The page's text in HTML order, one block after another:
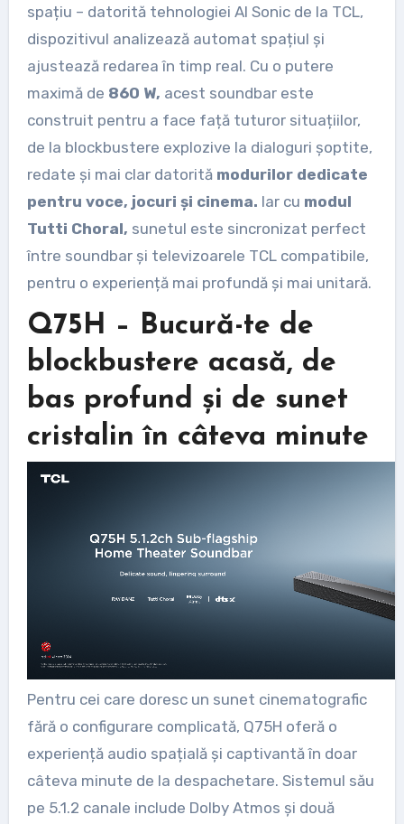
spațiu – datorită tehnologiei AI Sonic de la TCL,
dispozitivul analizează automat spațiul și
ajustează redarea în timp real. Cu o putere
maximă de 860 W, acest soundbar este
construit pentru a face față tuturor situațiilor,
de la blockbustere explozive la dialoguri șoptite,
redate și mai clar datorită modurilor dedicate
pentru voce, jocuri și cinema. Iar cu modul
Tutti Choral, sunetul este sincronizat perfect
între soundbar și televizoarele TCL compatibile,
pentru o experiență mai profundă și mai unitară.
Q75H – Bucură-te de
blockbustere acasă, de
bas profund și de sunet
cristalin în câteva minute
Pentru cei care doresc un sunet cinematografic
fără o configurare complicată, Q75H oferă o
experiență audio spațială și captivantă în doar
câteva minute de la despachetare. Sistemul său
pe 5.1.2 canale include Dolby Atmos și două